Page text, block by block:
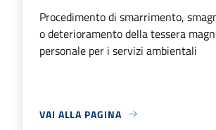
Procedimento di smarrimento,
o deterioramento della tessera
personale per i servizi ambientali
VAI ALLA PAGINA